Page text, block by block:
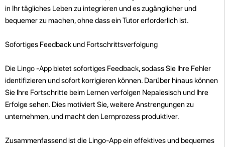
in Ihr tägliches Leben zu integrieren und es zugänglicher und
bequemer zu machen, ohne dass ein Tutor erforderlich ist.
Sofortiges Feedback und Fortschrittsverfolgung
Die Lingo -App bietet sofortiges Feedback, sodass Sie Ihre Fehler
identifizieren und sofort korrigieren können. Darüber hinaus können
Sie Ihre Fortschritte beim Lernen verfolgen Nepalesisch und Ihre
Erfolge sehen. Dies motiviert Sie, weitere Anstrengungen zu
unternehmen, und macht den Lernprozess produktiver.
Zusammenfassend ist die Lingo-App ein effektives und bequemes